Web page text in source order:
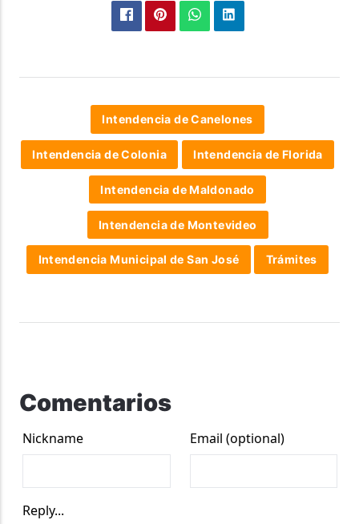
Intendencia de Canelones
Intendencia de Colonia Intendencia de Florida
Intendencia de Maldonado
Intendencia de Montevideo
Intendencia Municipal de San José Trámites
Comentarios